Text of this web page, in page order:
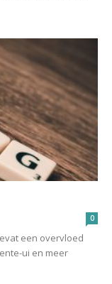
0
een overvloed
ui en meer